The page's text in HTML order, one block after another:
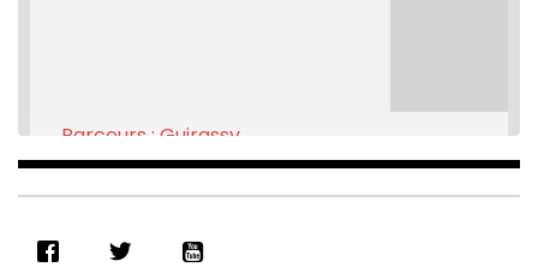
RSS FEED
Parcours : Guirassy
Feb 16, 2021 • 28:08